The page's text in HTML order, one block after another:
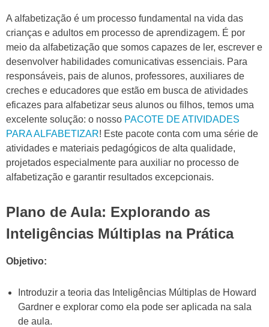
A alfabetização é um processo fundamental na vida das
crianças e adultos em processo de aprendizagem. É por
meio da alfabetização que somos capazes de ler, escrever e
desenvolver habilidades comunicativas essenciais. Para
responsáveis, pais de alunos, professores, auxiliares de
creches e educadores que estão em busca de atividades
eficazes para alfabetizar seus alunos ou filhos, temos uma
excelente solução: o nosso PACOTE DE ATIVIDADES
PARA ALFABETIZAR! Este pacote conta com uma série de
atividades e materiais pedagógicos de alta qualidade,
projetados especialmente para auxiliar no processo de
alfabetização e garantir resultados excepcionais.
Plano de Aula: Explorando as
Inteligências Múltiplas na Prática
Objetivo:
Introduzir a teoria das Inteligências Múltiplas de Howard
Gardner e explorar como ela pode ser aplicada na sala
de aula.